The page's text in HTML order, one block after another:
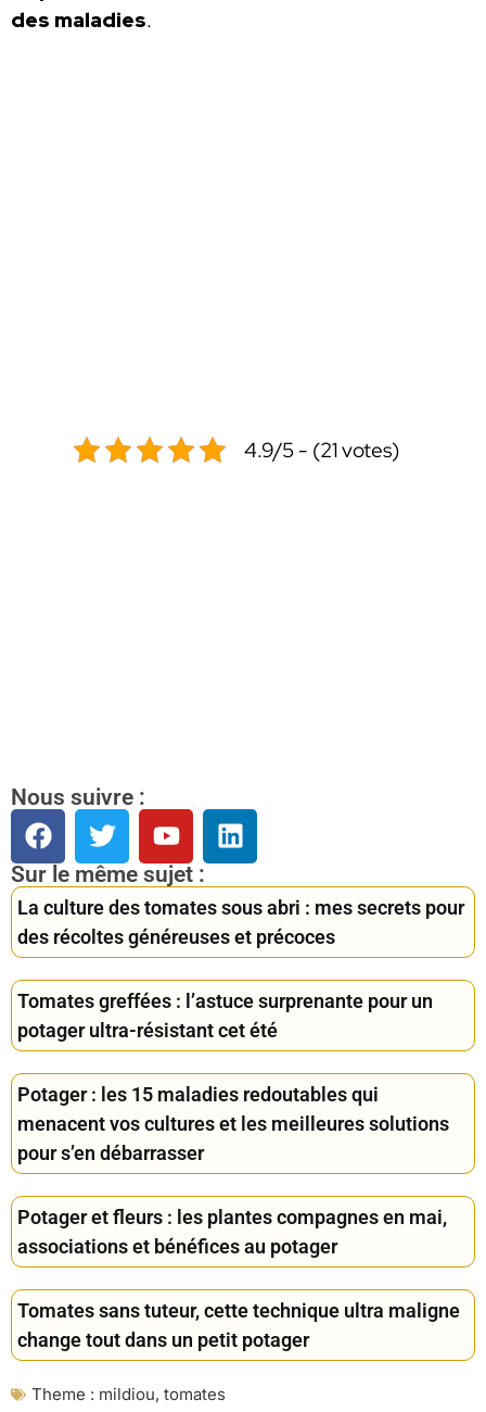
des maladies.
4.9/5 - (21 votes)
Nous suivre :
Sur le même sujet :
La culture des tomates sous abri : mes secrets pour
des récoltes généreuses et précoces
Tomates greffées : l’astuce surprenante pour un
potager ultra-résistant cet été
Potager : les 15 maladies redoutables qui
menacent vos cultures et les meilleures solutions
pour s’en débarrasser
Potager et fleurs : les plantes compagnes en mai,
associations et bénéfices au potager
Tomates sans tuteur, cette technique ultra maligne
change tout dans un petit potager
Theme : mildiou, tomates